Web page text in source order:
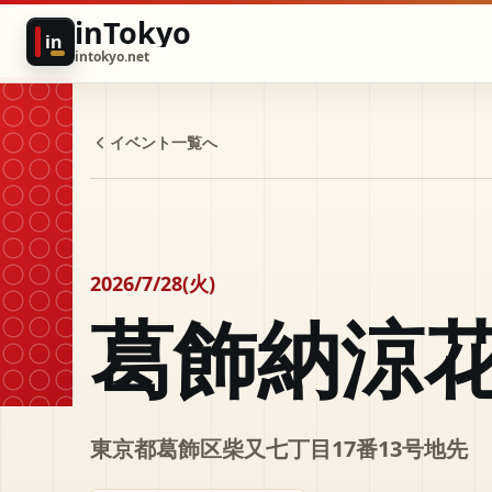
in inTokyo
intokyo.net
イベント一覧へ
2026/7/28(火)
葛飾納涼
東京都葛飾区柴又七丁目17番13号地先